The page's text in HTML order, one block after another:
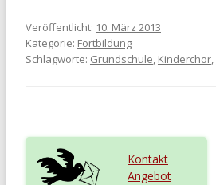
Veröffentlicht: 10. März 2013
Kategorie: Fortbildung
Schlagworte: Grundschule, Kinderchor,
Kontakt
Angebot